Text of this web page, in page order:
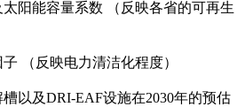
阳能容量系数 （反映各省的可再生
（ 反映电力清洁化程度）
以及DRI-EAF设施在2030年的预估